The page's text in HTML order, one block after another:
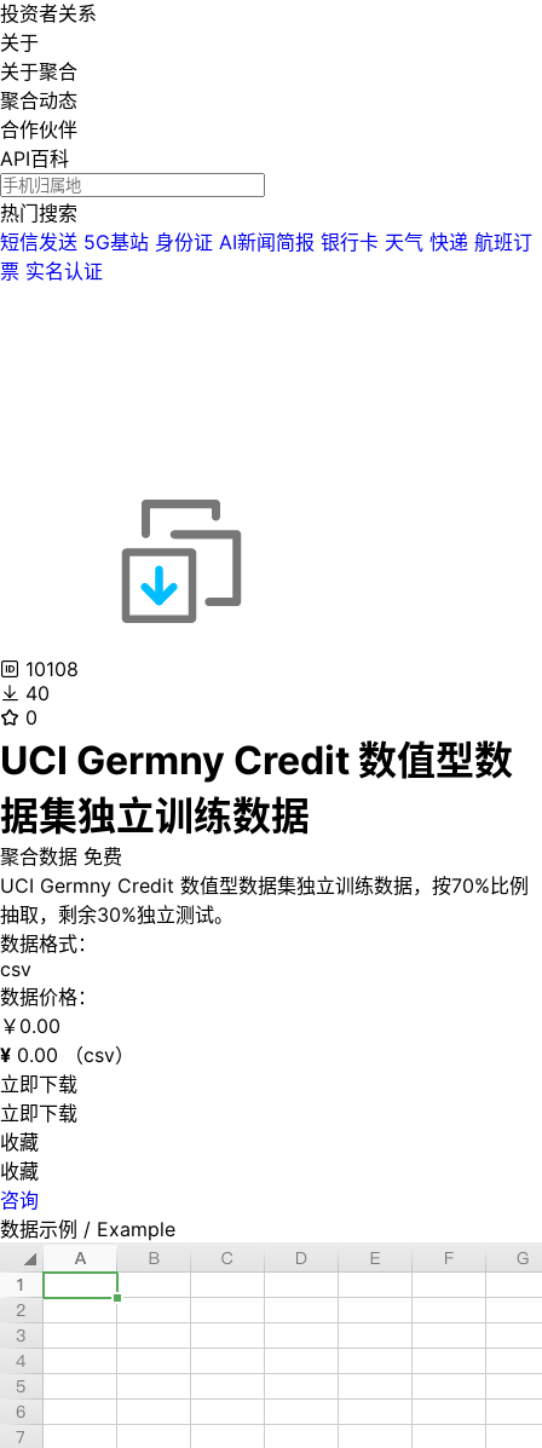
投资者关系
关于
关于聚合
聚合动态
合作伙伴
API百科
热门搜索
短信发送 5G基站 身份证 AI新闻简报 银行卡 天气 快递 航班订
票 实名认证
10108
40
0
UCI Germny Credit 数值型数
据集独立训练数据
聚合数据 免费
UCI Germny Credit 数值型数据集独立训练数据，按70%比例
抽取，剩余30%独立测试。
数据格式：
csv
数据价格：
￥ 0.00
¥ 0.00
（csv）
立即下载
立即下载
收藏
收藏
咨询
数据示例 / Example